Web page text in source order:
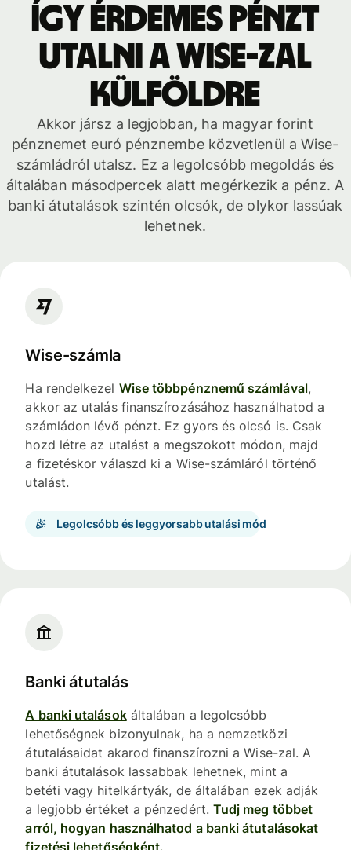
Így érdemes pénzt
utalni a Wise-zal
külföldre
Akkor jársz a legjobban, ha magyar forint
pénznemet euró pénznembe közvetlenül a Wise-
számládról utalsz. Ez a legolcsóbb megoldás és
általában másodpercek alatt megérkezik a pénz. A
banki átutalások szintén olcsók, de olykor lassúak
lehetnek.
Wise-számla
Ha rendelkezel Wise többpénznemű számlával,
akkor az utalás finanszírozásához használhatod a
számládon lévő pénzt. Ez gyors és olcsó is. Csak
hozd létre az utalást a megszokott módon, majd
a fizetéskor válaszd ki a Wise-számláról történő
utalást.
Legolcsóbb és leggyorsabb utalási mód
Banki átutalás
A banki utalásokáltalában a legolcsóbb
lehetőségnek bizonyulnak, ha a nemzetközi
átutalásaidat akarod finanszírozni a Wise-zal. A
banki átutalások lassabbak lehetnek, mint a
betéti vagy hitelkártyák, de általában ezek adják
a legjobb értéket a pénzedért. Tudj meg többet
arról, hogyan használhatod a banki átutalásokat
fizetési lehetőségként.